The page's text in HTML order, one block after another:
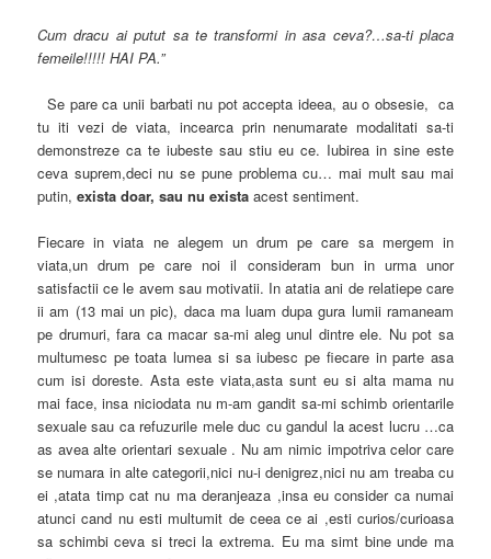
Cum dracu ai putut sa te transformi in asa ceva?…sa-ti placa
femeile!!!!! HAI PA.”
Se pare ca unii barbati nu pot accepta ideea, au o obsesie, ca
tu iti vezi de viata, incearca prin nenumarate modalitati sa-ti
demonstreze ca te iubeste sau stiu eu ce. Iubirea in sine este
ceva suprem,deci nu se pune problema cu… mai mult sau mai
putin,exista doar, sau nu exista acest sentiment.
Fiecare in viata ne alegem un drum pe care sa mergem in
viata,un drum pe care noi il consideram bun in urma unor
satisfactii ce le avem sau motivatii. In atatia ani de relatiepe care
ii am (13 mai un pic), daca ma luam dupa gura lumii ramaneam
pe drumuri, fara ca macar sa-mi aleg unul dintre ele. Nu pot sa
multumesc pe toata lumea si sa iubesc pe fiecare in parte asa
cum isi doreste. Asta este viata,asta sunt eu si alta mama nu
mai face, insa niciodata nu m-am gandit sa-mi schimb orientarile
sexuale sau ca refuzurile mele duc cu gandul la acest lucru …ca
as avea alte orientari sexuale . Nu am nimic impotriva celor care
se numara in alte categorii,nici nu-i denigrez,nici nu am treaba cu
ei ,atata timp cat nu ma deranjeaza ,insa eu consider ca numai
atunci cand nu esti multumit de ceea ce ai ,esti curios/curioasa
sa schimbi ceva si treci la extrema. Eu ma simt bine unde ma